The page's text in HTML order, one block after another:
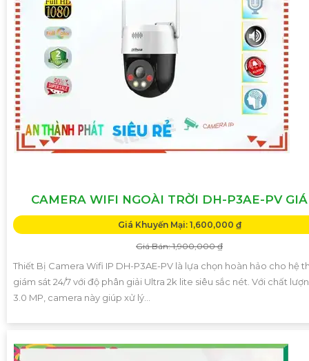
CAMERA WIFI NGOÀI TRỜI DH-P3AE-PV GIÁ
Giá Khuyến Mại: 1,600,000 ₫
Giá Bán: 1,900,000 ₫
Thiết Bị Camera Wifi IP DH-P3AE-PV là lựa chọn hoàn hảo cho hệ
giám sát 24/7 với độ phân giải Ultra 2k lite siêu sắc nét. Với chất
3.0 MP, camera này giúp xử lý...